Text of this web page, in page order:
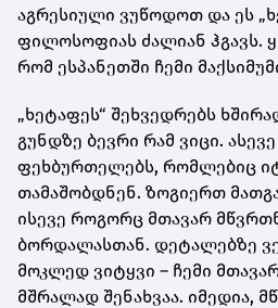
აგრესიული ვუწოდოთ და ეს
ფილოსოფიას ძალიან ჰგავს.
რომ ესპანეთში ჩემი
„ხეტაფეს“ შეხვედრებს
გუნდზე ბევრი რამ ვიცი.
ფეხბურთელებს, რომლებიც
თამაშობდნენ. ზოგიერთ
ისევე როგორც მთავარ
ბორდალასთან. დეტალებზე
მოკლედ ვიტყვი – ჩემი
მშრალად შენახვაა. იმედია,